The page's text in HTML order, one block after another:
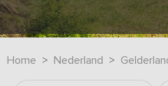
Home Nederland